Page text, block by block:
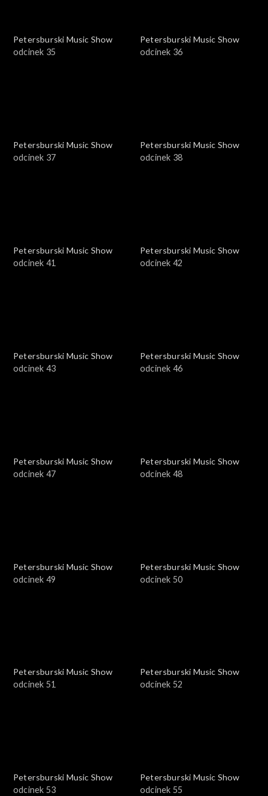
Petersburski Music Show
odcinek 35
Petersburski Music Show
odcinek 36
Petersburski Music Show
odcinek 37
Petersburski Music Show
odcinek 38
Petersburski Music Show
odcinek 41
Petersburski Music Show
odcinek 42
Petersburski Music Show
odcinek 43
Petersburski Music Show
odcinek 46
Petersburski Music Show
odcinek 47
Petersburski Music Show
odcinek 48
Petersburski Music Show
odcinek 49
Petersburski Music Show
odcinek 50
Petersburski Music Show
odcinek 51
Petersburski Music Show
odcinek 52
Petersburski Music Show
odcinek 53
Petersburski Music Show
odcinek 55